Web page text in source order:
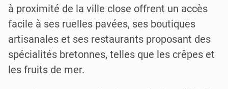
à proximité de la ville close offrent un accès
facile à ses ruelles pavées, ses boutiques
artisanales et ses restaurants proposant des
spécialités bretonnes, telles que les crêpes et
les fruits de mer.